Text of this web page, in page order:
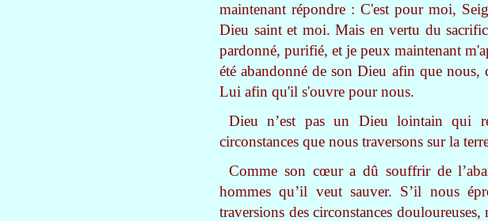
maintenant répondre : C'est pour moi,
Dieu saint et moi. Mais en vertu du
pardonné, purifié, et je peux maintenant
été abandonné de son Dieu afin que
Lui afin qu'il s'ouvre pour nous.
Dieu n’est pas un Dieu lointain qui
circonstances que nous traversons sur la
Comme son cœur a dû souffrir de
hommes qu’il veut sauver. S’il nous
traversions des circonstances